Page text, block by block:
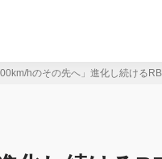
hのその先へ」進化し続ける